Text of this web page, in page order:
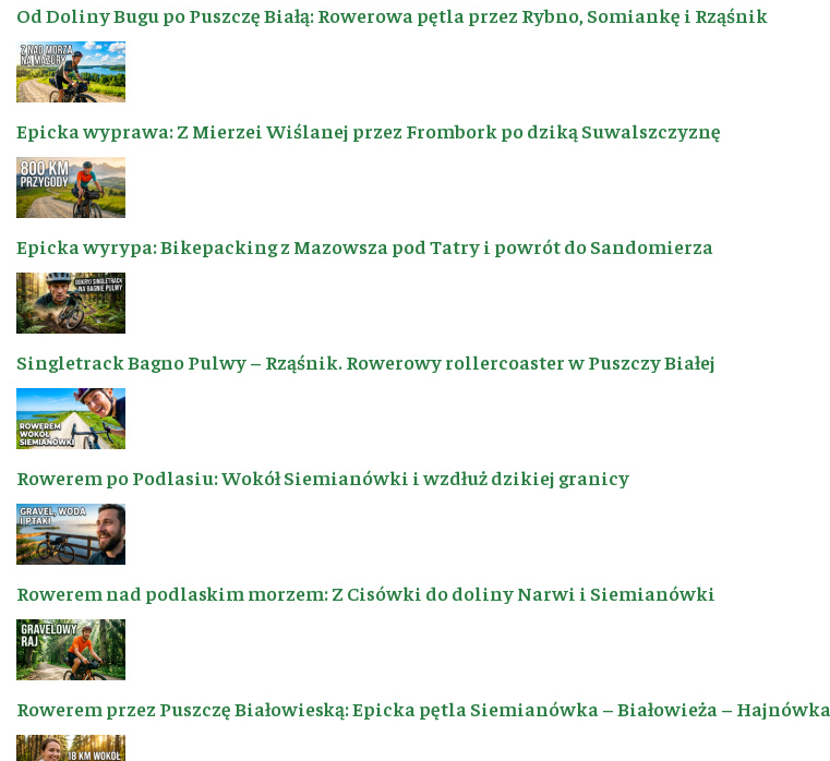
Od Doliny Bugu po Puszczę Białą: Rowerowa pętla przez Rybno, Somiankę i Rząśnik
Epicka wyprawa: Z Mierzei Wiślanej przez Frombork po dziką Suwalszczyznę
Epicka wyrypa: Bikepacking z Mazowsza pod Tatry i powrót do Sandomierza
Singletrack Bagno Pulwy – Rząśnik. Rowerowy rollercoaster w Puszczy Białej
Rowerem po Podlasiu: Wokół Siemianówki i wzdłuż dzikiej granicy
Rowerem nad podlaskim morzem: Z Cisówki do doliny Narwi i Siemianówki
Rowerem przez Puszczę Białowieską: Epicka pętla Siemianówka – Białowieża – Hajnówka